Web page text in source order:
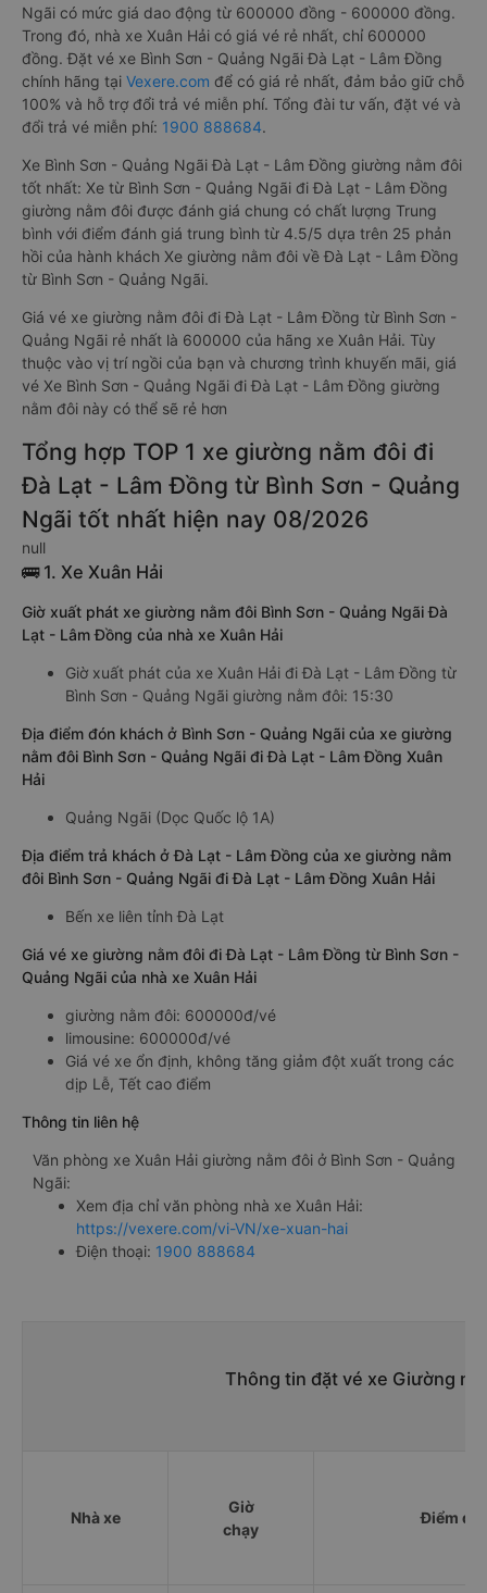
Ngãi có mức giá dao động từ 600000 đồng - 600000 đồng.
Trong đó, nhà xe Xuân Hải có giá vé rẻ nhất, chỉ 600000
đồng. Đặt vé xe Bình Sơn - Quảng Ngãi Đà Lạt - Lâm Đồng
chính hãng tại Vexere.com để có giá rẻ nhất, đảm bảo giữ chỗ
100% và hỗ trợ đổi trả vé miễn phí. Tổng đài tư vấn, đặt vé và
đổi trả vé miễn phí: 1900 888684.
Xe Bình Sơn - Quảng Ngãi Đà Lạt - Lâm Đồng giường nằm đôi
tốt nhất: Xe từ Bình Sơn - Quảng Ngãi đi Đà Lạt - Lâm Đồng
giường nằm đôi được đánh giá chung có chất lượng Trung
bình với điểm đánh giá trung bình từ 4.5/5 dựa trên 25 phản
hồi của hành khách Xe giường nằm đôi về Đà Lạt - Lâm Đồng
từ Bình Sơn - Quảng Ngãi.
Giá vé xe giường nằm đôi đi Đà Lạt - Lâm Đồng từ Bình Sơn -
Quảng Ngãi rẻ nhất là 600000 của hãng xe Xuân Hải. Tùy
thuộc vào vị trí ngồi của bạn và chương trình khuyến mãi, giá
vé Xe Bình Sơn - Quảng Ngãi đi Đà Lạt - Lâm Đồng giường
nằm đôi này có thể sẽ rẻ hơn
Tổng hợp TOP 1 xe giường nằm đôi đi
Đà Lạt - Lâm Đồng từ Bình Sơn - Quảng
Ngãi tốt nhất hiện nay 08/2026
null
🚌 1. Xe Xuân Hải
Giờ xuất phát xe giường nằm đôi Bình Sơn - Quảng Ngãi Đà
Lạt - Lâm Đồng của nhà xe Xuân Hải
Giờ xuất phát của xe Xuân Hải đi Đà Lạt - Lâm Đồng từ
Bình Sơn - Quảng Ngãi giường nằm đôi: 15:30
Địa điểm đón khách ở Bình Sơn - Quảng Ngãi của xe giường
nằm đôi Bình Sơn - Quảng Ngãi đi Đà Lạt - Lâm Đồng Xuân
Hải
Quảng Ngãi (Dọc Quốc lộ 1A)
Địa điểm trả khách ở Đà Lạt - Lâm Đồng của xe giường nằm
đôi Bình Sơn - Quảng Ngãi đi Đà Lạt - Lâm Đồng Xuân Hải
Bến xe liên tỉnh Đà Lạt
Giá vé xe giường nằm đôi đi Đà Lạt - Lâm Đồng từ Bình Sơn -
Quảng Ngãi của nhà xe Xuân Hải
giường nằm đôi: 600000đ/vé
limousine: 600000đ/vé
Giá vé xe ổn định, không tăng giảm đột xuất trong các
dịp Lễ, Tết cao điểm
Thông tin liên hệ
Văn phòng xe Xuân Hải giường nằm đôi ở Bình Sơn - Quảng
Ngãi:
Xem địa chỉ văn phòng nhà xe Xuân Hải:
https://vexere.com/vi-VN/xe-xuan-hai
Điện thoại: 1900 888684
Thông tin đặt vé xe Giường
Nhà xe
Giờ
chạy
Điểm đi